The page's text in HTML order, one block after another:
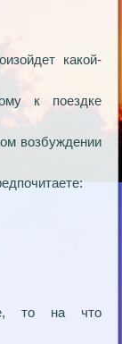
какой-
к поездке
возбуждении
то на что